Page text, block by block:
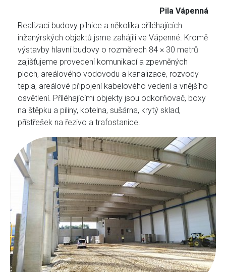
Pila Vápenná
Realizaci budovy pilnice a několika přiléhajících
inženýrských objektů jsme zahájili ve Vápenné. Kromě
výstavby hlavní budovy o rozměrech 84 × 30 metrů
zajišťujeme provedení komunikací a zpevněných
ploch, areálového vodovodu a kanalizace, rozvody
tepla, areálové připojení kabelového vedení a vnějšího
osvětlení. Příléhajícími objekty jsou odkorňovač, boxy
na štěpku a piliny, kotelna, sušárna, krytý sklad,
přístřešek na řezivo a trafostanice.